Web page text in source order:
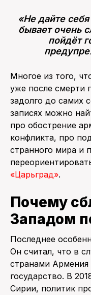
«Не дайте
бывает очень
пойдёт
Многое из того,
уже после смерти
задолго до самих
записях можно
про обострение
конфликта, про
странного мира и
«Царьград».
Почему
Западом
Последнее
Он считал, что в
странами Армения
государство. В
Сирии, политик